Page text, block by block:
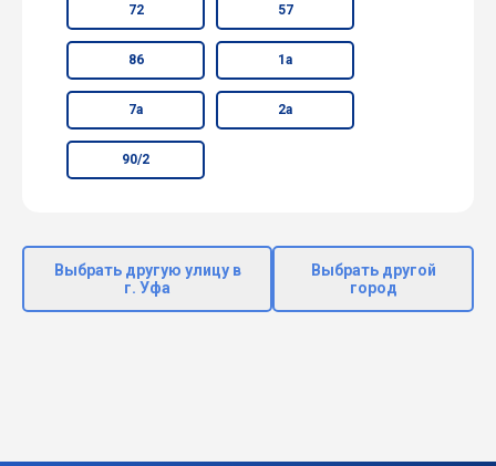
72 57
86 1а
7а 2а
90/2
Выбрать другую улицу в
г. Уфа
Выбрать другой
город